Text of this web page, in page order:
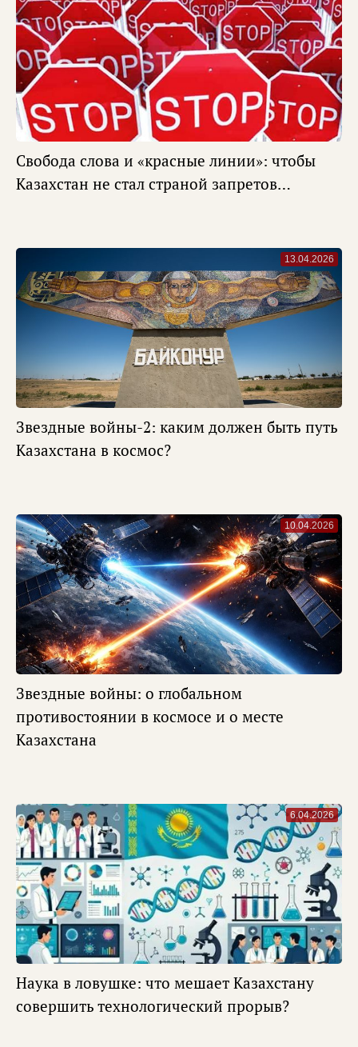
Свобода слова и «красные линии»: чтобы
Казахстан не стал страной запретов…
Звездные войны-2: каким должен быть путь
Казахстана в космос?
13.04.2026
Звездные войны: о глобальном
противостоянии в космосе и о месте
Казахстана
10.04.2026
Наука в ловушке: что мешает Казахстану
совершить технологический прорыв?
6.04.2026